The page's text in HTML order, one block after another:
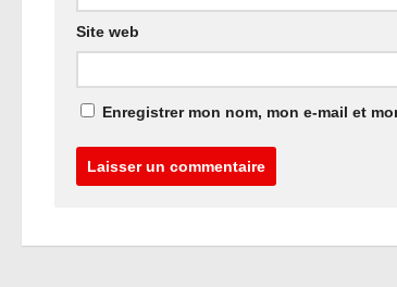
Site web
Enregistrer mon nom, mon e-mail et